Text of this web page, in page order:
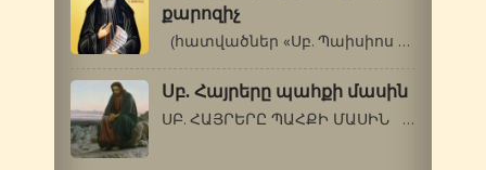
քարոզիչ
(հատվածներ «Սբ. Պաիսիոս Աթոսացու…
Սբ. Հայրերը պահքի մասին
ՍԲ. ՀԱՅՐԵՐԸ ՊԱՀՔԻ ՄԱՍԻՆ Քանի որ…